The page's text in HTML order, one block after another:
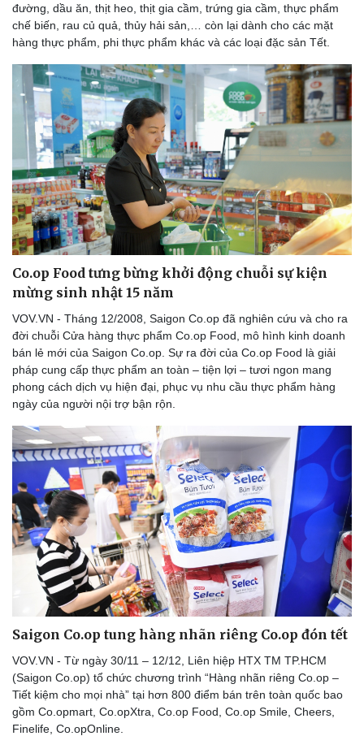
Sức khỏe
Dinh dưỡng - món ngon
Cây thuốc
Sản phụ khoa
Nhi khoa
Nam khoa
Làm đẹp - giảm cân
Phòng mạch online
Ăn sạch sống khỏe
Đời sống
Nhà đẹp
Blog
Tình yêu - Gia đình
đường, dầu ăn, thịt heo, thịt gia cầm, trứng gia cầm, thực phẩm
chế biến, rau củ quả, thủy hải sản,… còn lại dành cho các mặt
hàng thực phẩm, phi thực phẩm khác và các loại đặc sản Tết.
Co.op Food tưng bừng khởi động chuỗi sự kiện
mừng sinh nhật 15 năm
VOV.VN - Tháng 12/2008, Saigon Co.op đã nghiên cứu và cho ra
đời chuỗi Cửa hàng thực phẩm Co.op Food, mô hình kinh doanh
bán lẻ mới của Saigon Co.op. Sự ra đời của Co.op Food là giải
pháp cung cấp thực phẩm an toàn – tiện lợi – tươi ngon mang
phong cách dịch vụ hiện đại, phục vụ nhu cầu thực phẩm hàng
ngày của người nội trợ bận rộn.
Saigon Co.op tung hàng nhãn riêng Co.op đón tết
VOV.VN - Từ ngày 30/11 – 12/12, Liên hiệp HTX TM TP.HCM
(Saigon Co.op) tổ chức chương trình “Hàng nhãn riêng Co.op –
Tiết kiệm cho mọi nhà” tại hơn 800 điểm bán trên toàn quốc bao
gồm Co.opmart, Co.opXtra, Co.op Food, Co.op Smile, Cheers,
Finelife, Co.opOnline.